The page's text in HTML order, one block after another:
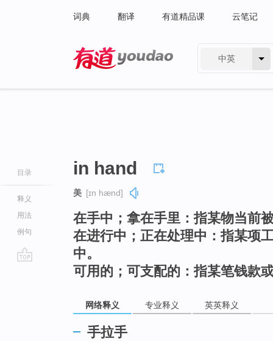
词典 翻译 有道精品课 云笔记
中英
目录
释义
用法
例句
in hand
美 [ɪn hænd]
在手中；拿在手里：指某物当前
在进行中；正在处理中：指某项
中。
可用的；可支配的：指某笔钱款
网络释义 专业释义 英英释义
手拉手